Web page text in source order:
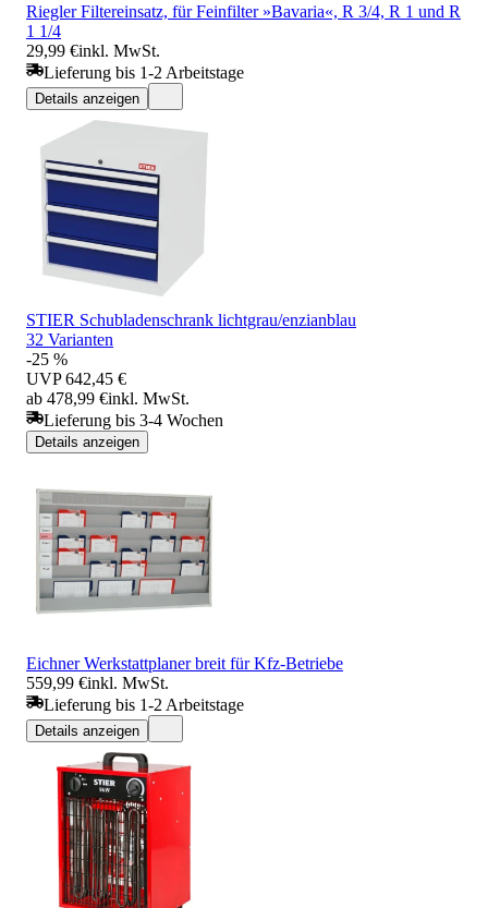
Riegler Filtereinsatz, für Feinfilter »Bavaria«, R 3/4, R 1 und R
1 1/4
29,99 €inkl. MwSt.
Lieferung bis 1-2 Arbeitstage
Details anzeigen
STIER Schubladenschrank lichtgrau/enzianblau
32 Varianten
-25 %
UVP 642,45 €
ab 478,99 €inkl. MwSt.
Lieferung bis 3-4 Wochen
Details anzeigen
Eichner Werkstattplaner breit für Kfz-Betriebe
559,99 €inkl. MwSt.
Lieferung bis 1-2 Arbeitstage
Details anzeigen